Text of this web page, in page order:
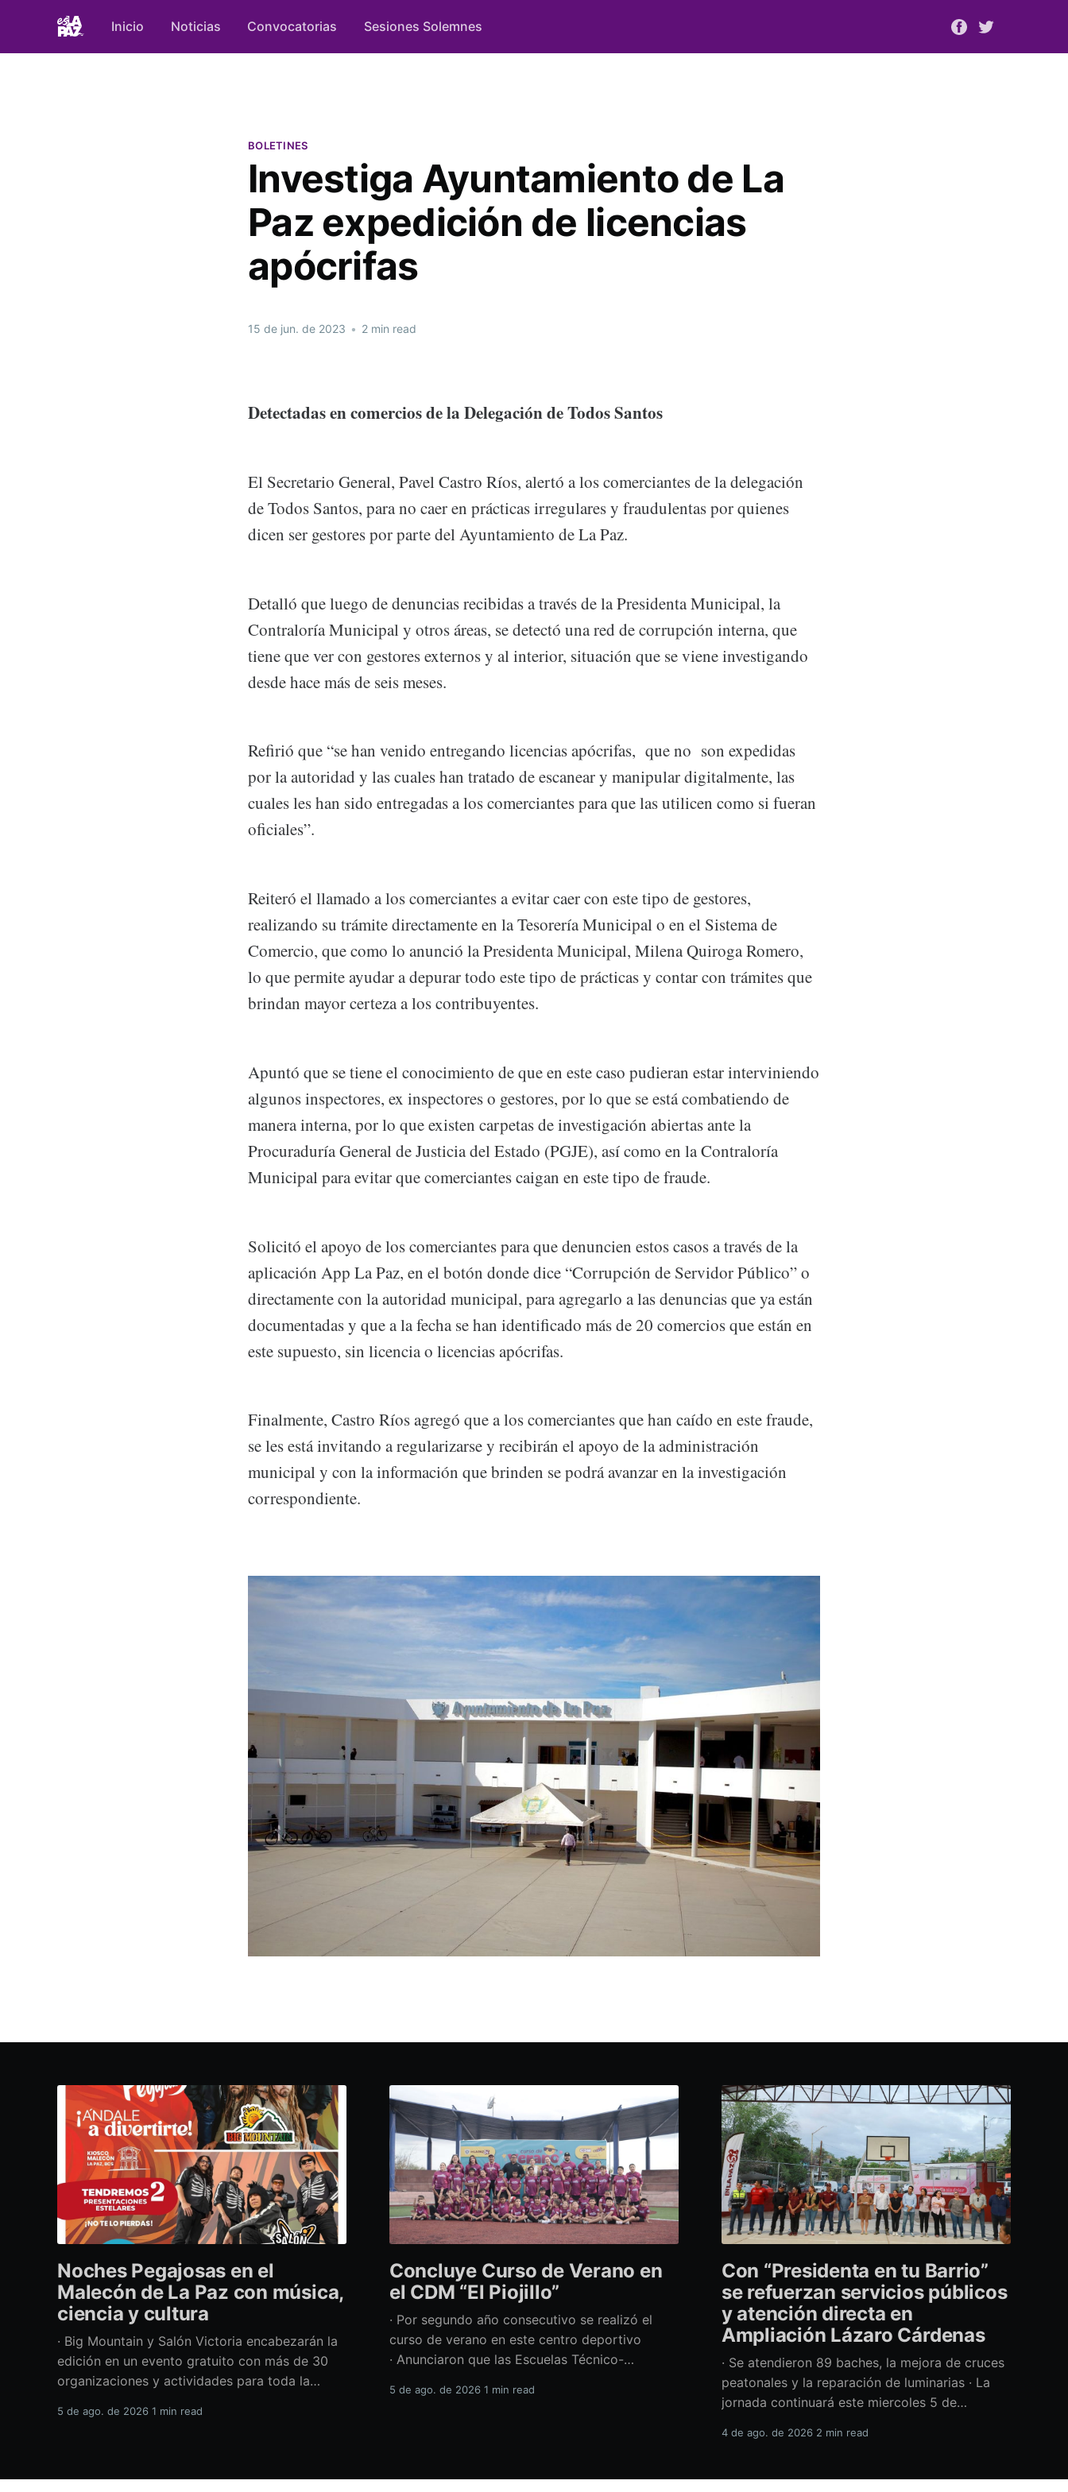
Inicio Noticias Convocatorias Sesiones Solemnes
BOLETINES
Investiga Ayuntamiento de La
Paz expedición de licencias
apócrifas
15 de jun. de 2023 • 2 min read
Detectadas en comercios de la Delegación de Todos Santos
El Secretario General, Pavel Castro Ríos, alertó a los comerciantes de la delegación
de Todos Santos, para no caer en prácticas irregulares y fraudulentas por quienes
dicen ser gestores por parte del Ayuntamiento de La Paz.
Detalló que luego de denuncias recibidas a través de la Presidenta Municipal, la
Contraloría Municipal y otros áreas, se detectó una red de corrupción interna, que
tiene que ver con gestores externos y al interior, situación que se viene investigando
desde hace más de seis meses.
Refirió que “se han venido entregando licencias apócrifas, que no son expedidas
por la autoridad y las cuales han tratado de escanear y manipular digitalmente, las
cuales les han sido entregadas a los comerciantes para que las utilicen como si fueran
oficiales”.
Reiteró el llamado a los comerciantes a evitar caer con este tipo de gestores,
realizando su trámite directamente en la Tesorería Municipal o en el Sistema de
Comercio, que como lo anunció la Presidenta Municipal, Milena Quiroga Romero,
lo que permite ayudar a depurar todo este tipo de prácticas y contar con trámites que
brindan mayor certeza a los contribuyentes.
Apuntó que se tiene el conocimiento de que en este caso pudieran estar interviniendo
algunos inspectores, ex inspectores o gestores, por lo que se está combatiendo de
manera interna, por lo que existen carpetas de investigación abiertas ante la
Procuraduría General de Justicia del Estado (PGJE), así como en la Contraloría
Municipal para evitar que comerciantes caigan en este tipo de fraude.
Solicitó el apoyo de los comerciantes para que denuncien estos casos a través de la
aplicación App La Paz, en el botón donde dice “Corrupción de Servidor Público” o
directamente con la autoridad municipal, para agregarlo a las denuncias que ya están
documentadas y que a la fecha se han identificado más de 20 comercios que están en
este supuesto, sin licencia o licencias apócrifas.
Finalmente, Castro Ríos agregó que a los comerciantes que han caído en este fraude,
se les está invitando a regularizarse y recibirán el apoyo de la administración
municipal y con la información que brinden se podrá avanzar en la investigación
correspondiente.
Noches Pegajosas en el
Malecón de La Paz con música,
ciencia y cultura
· Big Mountain y Salón Victoria encabezarán la
edición en un evento gratuito con más de 30
organizaciones y actividades para toda la
en vivo, divulgación científica y actividades
5 de ago. de 2026 1 min read
Concluye Curso de Verano en
el CDM “El Piojillo”
· Por segundo año consecutivo se realizó el
curso de verano en este centro deportivo
· Anunciaron que las Escuelas Técnico-
actividades el próximo 24 de agosto Con una
5 de ago. de 2026 1 min read
Con “Presidenta en tu Barrio”
se refuerzan servicios públicos
y atención directa en
Ampliación Lázaro Cárdenas
· Se atendieron 89 baches, la mejora de cruces
peatonales y la reparación de luminarias · La
jornada continuará este miercoles 5 de
ante la temporada de lluvias Con el retiro de
además de la atención de casi 450
4 de ago. de 2026 2 min read